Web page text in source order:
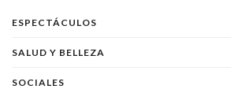
ESPECTÁCULOS
SALUD Y BELLEZA
SOCIALES